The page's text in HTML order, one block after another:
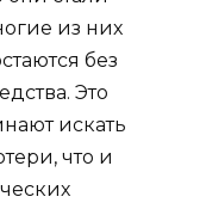
из них
без
Это
искать
что и